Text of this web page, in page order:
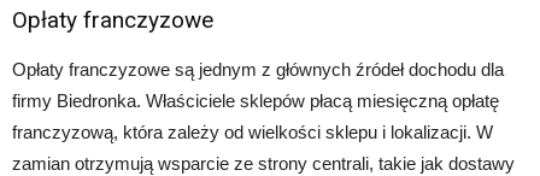
Opłaty franczyzowe
Opłaty franczyzowe są jednym z głównych źródeł dochodu dla
firmy Biedronka. Właściciele sklepów płacą miesięczną opłatę
franczyzową, która zależy od wielkości sklepu i lokalizacji. W
zamian otrzymują wsparcie ze strony centrali, takie jak dostawy